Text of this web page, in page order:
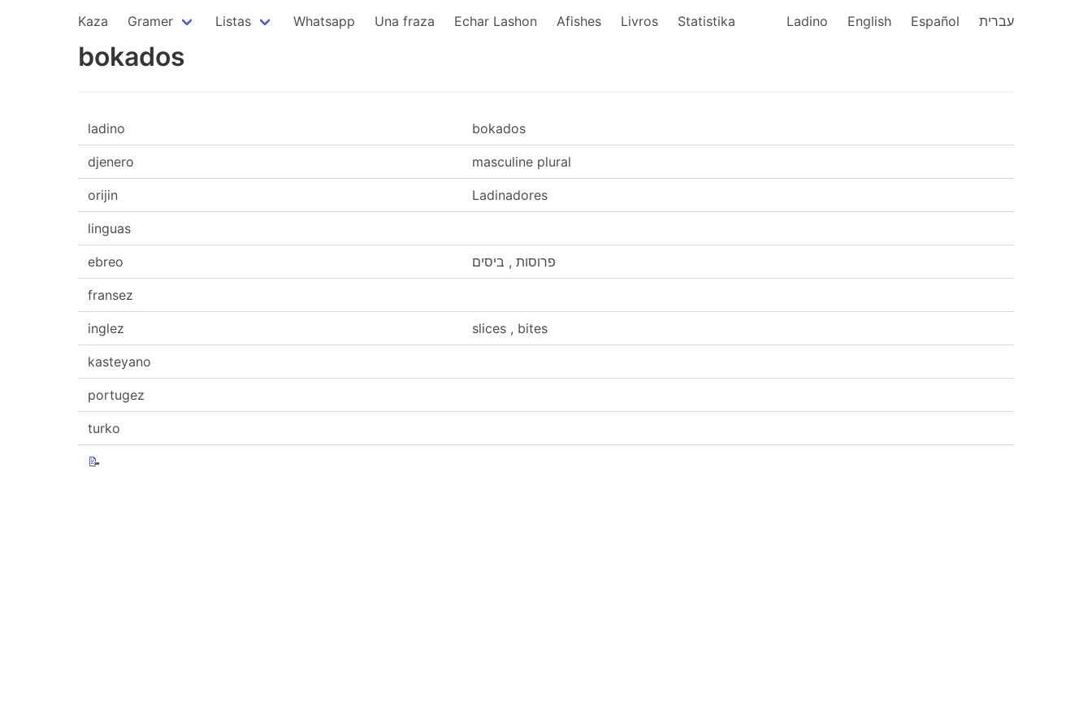
Kaza Gramer Listas Whatsapp Una fraza Echar Lashon Afishes Livros Statistika Ladino English Español עברית
bokados
ladino bokados
djenero masculine plural
orijin Ladinadores
linguas
ebreo פרוסות , ביסים
fransez
inglez slices , bites
kasteyano
portugez
turko
📝